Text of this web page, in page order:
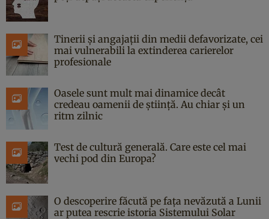
Tinerii și angajații din medii defavorizate, cei
mai vulnerabili la extinderea carierelor
profesionale
Oasele sunt mult mai dinamice decât
credeau oamenii de știință. Au chiar și un
ritm zilnic
Test de cultură generală. Care este cel mai
vechi pod din Europa?
O descoperire făcută pe fața nevăzută a Lunii
ar putea rescrie istoria Sistemului Solar